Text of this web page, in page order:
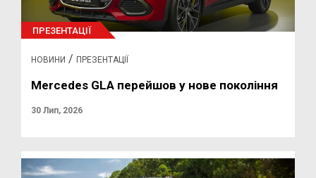
ПРЕЗЕНТАЦІЇ
НОВИНИ / ПРЕЗЕНТАЦІЇ
Mercedes GLA перейшов у нове покоління
30 Лип, 2026